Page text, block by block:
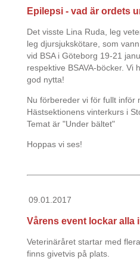
Epilepsi - vad är ordets
Det visste Lina Ruda, leg
leg djursjukskötare, som
vid BSA i Göteborg 19-21
respektive BSAVA-böcker. Vi
god nytta!
Nu förbereder vi för fullt inför
Hästsektionens vinterkurs i
Temat är "Under bältet"
Hoppas vi ses!
09.01.2017
Vårens event lockar alla
Veterinäråret startar med
finns givetvis på plats.